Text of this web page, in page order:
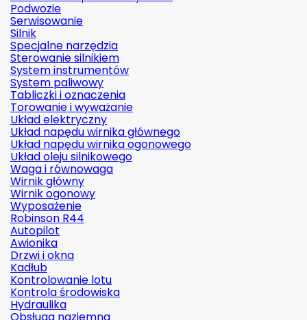
Podwozie
Serwisowanie
Silnik
Specjalne narzędzia
Sterowanie silnikiem
System instrumentów
System paliwowy
Tabliczki i oznaczenia
Torowanie i wyważanie
Układ elektryczny
Układ napędu wirnika głównego
Układ napędu wirnika ogonowego
Układ oleju silnikowego
Waga i równowaga
Wirnik główny
Wirnik ogonowy
Wyposażenie
Robinson R44
Autopilot
Awionika
Drzwi i okna
Kadłub
Kontrolowanie lotu
Kontrola środowiska
Hydraulika
Obsługa naziemna